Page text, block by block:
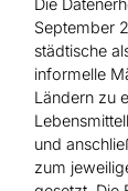
September
städtische
informelle
Ländern zu
und
zum